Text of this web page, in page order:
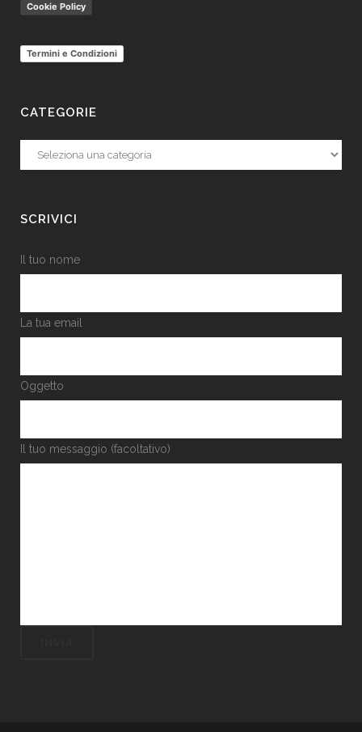
Cookie Policy
Termini e Condizioni
CATEGORIE
Categorie
SCRIVICI
Il tuo nome
La tua email
Oggetto
Il tuo messaggio (facoltativo)